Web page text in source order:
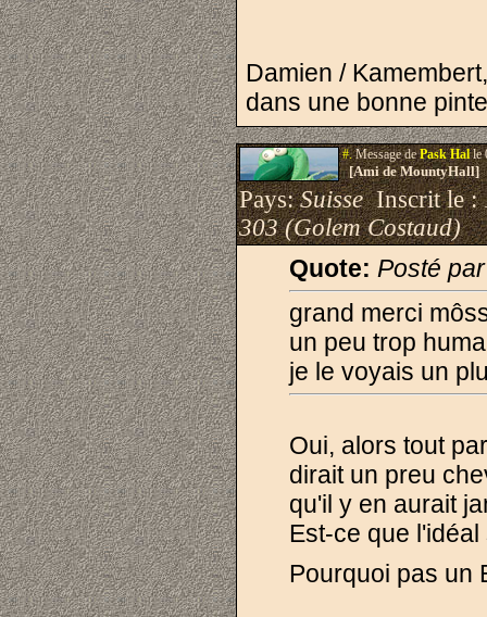
Damien /
dans une bonne
#.Message dePask Halle
[Ami de MountyHall]
Pays:SuisseInscrit le :
303 (Golem Costaud)
Quote: Posté
grand merci
un peu trop
je le voyais un
Oui, alors tout
dirait un preu
qu'il y en aurait
Est-ce que
Pourquoi pas un